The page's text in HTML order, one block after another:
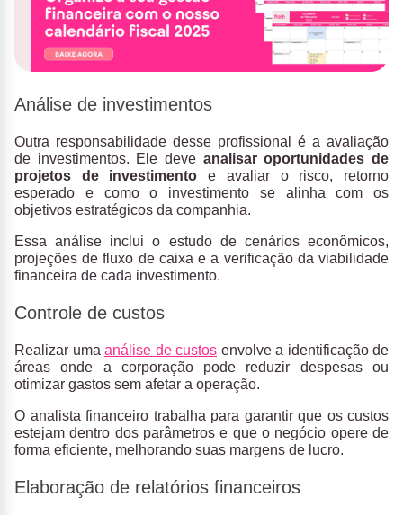
Análise de investimentos
Outra responsabilidade desse profissional é a avaliação
de investimentos. Ele deve analisar oportunidades de
projetos de investimento e avaliar o risco, retorno
esperado e como o investimento se alinha com os
objetivos estratégicos da companhia.
Essa análise inclui o estudo de cenários econômicos,
projeções de fluxo de caixa e a verificação da viabilidade
financeira de cada investimento.
Controle de custos
Realizar uma análise de custos envolve a identificação de
áreas onde a corporação pode reduzir despesas ou
otimizar gastos sem afetar a operação.
O analista financeiro trabalha para garantir que os custos
estejam dentro dos parâmetros e que o negócio opere de
forma eficiente, melhorando suas margens de lucro.
Elaboração de relatórios financeiros